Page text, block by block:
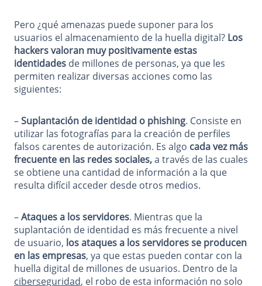
Pero ¿qué amenazas puede suponer para los
usuarios el almacenamiento de la huella digital? Los
hackers valoran muy positivamente estas
identidades de millones de personas, ya que les
permiten realizar diversas acciones como las
siguientes:
–Suplantación de identidad o phishing. Consiste en
utilizar las fotografías para la creación de perfiles
falsos carentes de autorización. Es algo cada vez más
frecuente en las redes sociales,a través de las cuales
se obtiene una cantidad de información a la que
resulta difícil acceder desde otros medios.
–Ataques a los servidores. Mientras que la
suplantación de identidad es más frecuente a nivel
de usuario, los ataques a los servidores se producen
en las empresas, ya que estas pueden contar con la
huella digital de millones de usuarios. Dentro de la
ciberseguridad, el robo de esta información no solo